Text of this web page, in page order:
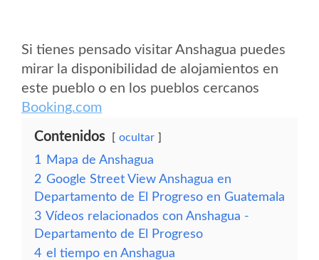
Si tienes pensado visitar Anshagua puedes
mirar la disponibilidad de alojamientos en
este pueblo o en los pueblos cercanos
Booking.com
Contenidos ocultar
1
Mapa de Anshagua
2 Google Street View Anshagua en
Departamento de El Progreso en Guatemala
3 Vídeos relacionados con Anshagua -
Departamento de El Progreso
4 el tiempo en Anshagua